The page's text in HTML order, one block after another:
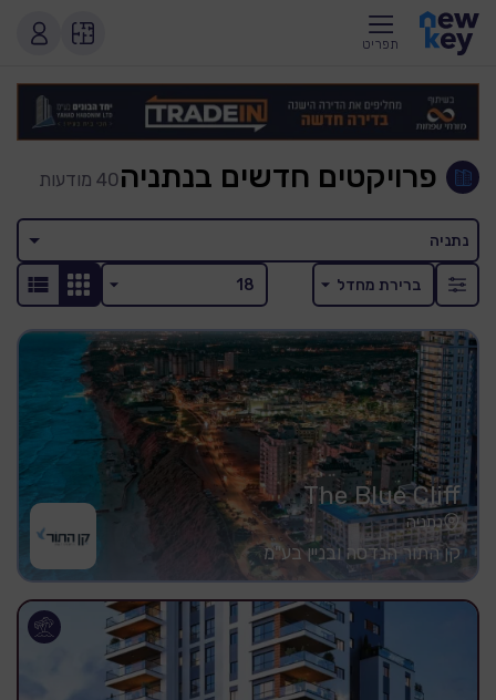
תפריט
פרויקטים חדשים בנתניה40 מודעות
נתניה
The Blue Cliff
נתניה
קן התור הנדסה ובניין בע"מ